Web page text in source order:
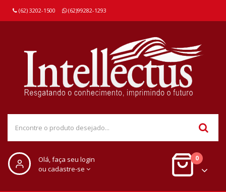
(62) 3202-1500 (62)99282-1293
Olá, faça seu login
ou cadastre-se
0